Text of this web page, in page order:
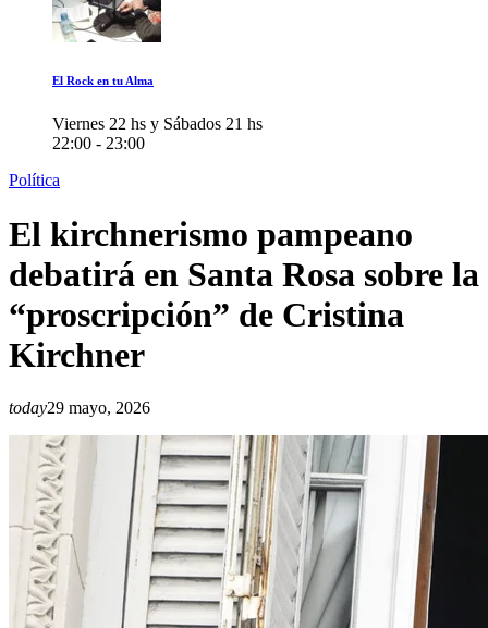
El Rock en tu Alma
Viernes 22 hs y Sábados 21 hs
22:00 - 23:00
Política
El kirchnerismo pampeano
debatirá en Santa Rosa sobre la
“proscripción” de Cristina
Kirchner
today29 mayo, 2026